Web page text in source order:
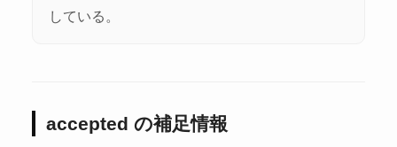
している。
accepted の補足情報